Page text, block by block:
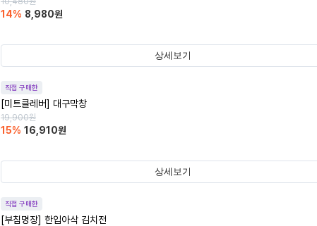
14% 8,980원
상세보기
직접 구매한
[미트클레버] 대구막창
19,900원
15% 16,910원
상세보기
직접 구매한
[부침명장] 한입아삭 김치전